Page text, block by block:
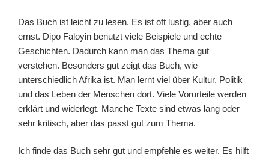
Das Buch ist leicht zu lesen. Es ist oft lustig, aber auch
ernst. Dipo Faloyin benutzt viele Beispiele und echte
Geschichten. Dadurch kann man das Thema gut
verstehen. Besonders gut zeigt das Buch, wie
unterschiedlich Afrika ist. Man lernt viel über Kultur, Politik
und das Leben der Menschen dort. Viele Vorurteile werden
erklärt und widerlegt. Manche Texte sind etwas lang oder
sehr kritisch, aber das passt gut zum Thema.
Ich finde das Buch sehr gut und empfehle es weiter. Es hilft